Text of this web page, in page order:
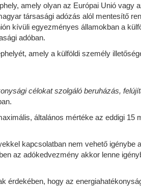
amely olyan az Európai Unió
társasági adózás alól mentesítő
kívüli egyezményes államokban a
adóban.
amely a külföldi személy
célokat szolgáló beruházás,
általános mértéke az eddigi 15
kapcsolatban nem vehető igénybe
az adókedvezmény akkor lenne
érdekében, hogy az